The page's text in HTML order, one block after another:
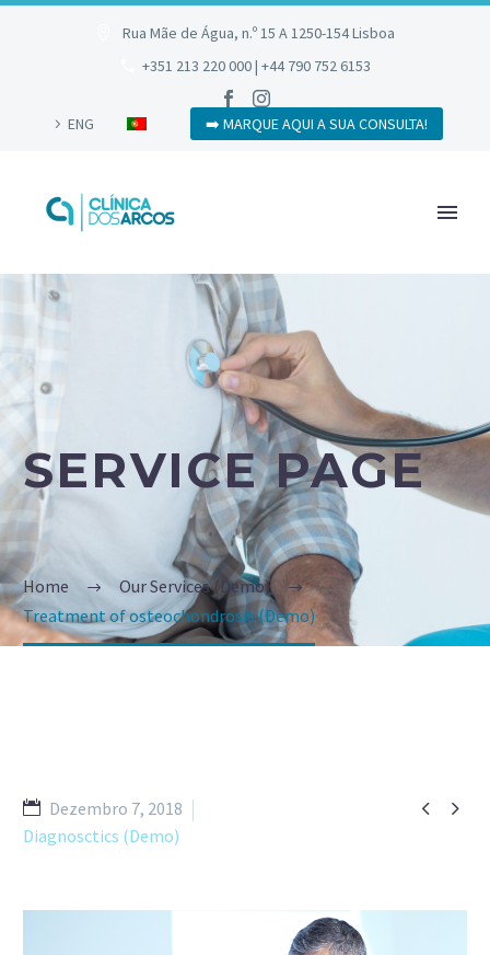
Rua Mãe de Água, n.º 15 A 1250-154 Lisboa
+351 213 220 000 | +44 790 752 6153
ENG ➡️ MARQUE AQUI A SUA CONSULTA!
SERVICE PAGE
Home
Our Services (Demo)
Treatment of osteochondrosis (Demo)
 
Dezembro 7, 2018
Diagnosctics (Demo)